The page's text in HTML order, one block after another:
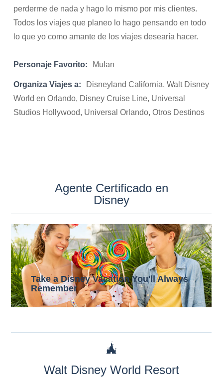
perderme de nada y hago lo mismo por mis clientes.
Todos los viajes que planeo lo hago pensando en todo
lo que yo como amante de los viajes desearía hacer.
Personaje Favorito: Mulan
Organiza Viajes a:
Disneyland California, Walt Disney
World en Orlando, Disney Cruise Line, Universal
Studios Hollywood, Universal Orlando, Otros Destinos